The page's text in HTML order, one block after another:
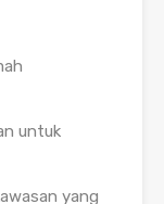
untuk
yang